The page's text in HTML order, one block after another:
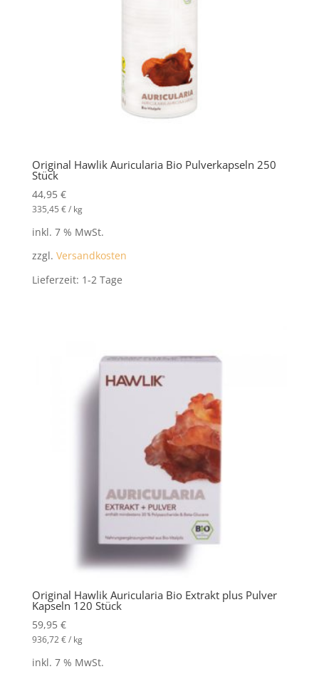
Original Hawlik Auricularia Bio Pulverkapseln 250
Stück
44,95 €
335,45 €/ kg
inkl. 7 % MwSt.
zzgl. Versandkosten
Lieferzeit: 1-2 Tage
Original Hawlik Auricularia Bio Extrakt plus Pulver
Kapseln 120 Stück
59,95 €
936,72€/ kg
inkl. 7 % MwSt.